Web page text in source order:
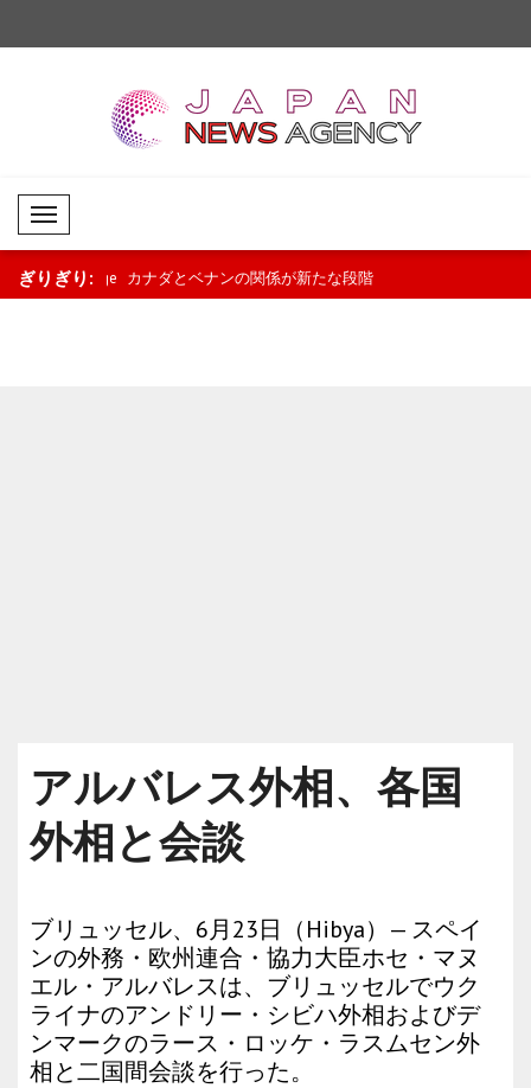
Mobil Menü
ぎりぎり:
College カナダとベナンの関係が新たな段階
アルバレス外相、各国
外相と会談
ブリュッセル、6月23日（Hibya）— スペイ
ンの外務・欧州連合・協力大臣ホセ・マヌ
エル・アルバレスは、ブリュッセルでウク
ライナのアンドリー・シビハ外相およびデ
ンマークのラース・ロッケ・ラスムセン外
相と二国間会談を行った。